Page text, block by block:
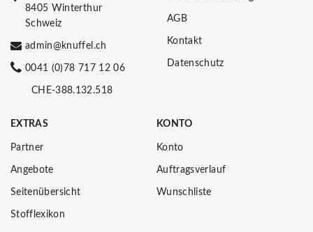
8405 Winterthur
Schweiz
admin@knuffel.ch
0041 (0)78 717 12 06
CHE-388.132.518
AGB
Kontakt
Datenschutz
EXTRAS
Partner
Angebote
Seitenübersicht
Stofflexikon
KONTO
Konto
Auftragsverlauf
Wunschliste